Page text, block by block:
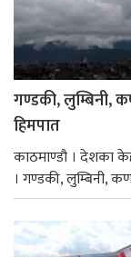
गण्डकी, लुम्बिनी,
हिमपात
काठमाण्डौ । देशका
। गण्डकी, लुम्बिनी,